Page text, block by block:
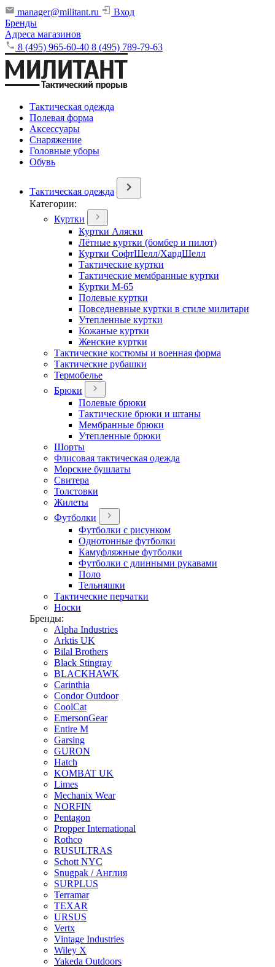
manager@militant.ru
Вход
Бренды
Адреса магазинов
8 (495) 965-60-40 8 (495) 789-79-63
Тактическая одежда
Полевая форма
Аксессуары
Снаряжение
Головные уборы
Обувь
Тактическая одежда
Категории:
Куртки
Куртки Аляски
Лётные куртки (бомбер и пилот)
Куртки СофтШелл/ХардШелл
Тактические куртки
Тактические мембранные куртки
Куртки М-65
Полевые куртки
Повседневные куртки в стиле милитари
Утепленные куртки
Кожаные куртки
Женские куртки
Тактические костюмы и военная форма
Тактические рубашки
Термобелье
Брюки
Полевые брюки
Тактические брюки и штаны
Мембранные брюки
Утепленные брюки
Шорты
Флисовая тактическая одежда
Морские бушлаты
Свитера
Толстовки
Жилеты
Футболки
Футболки с рисунком
Однотонные футболки
Камуфляжные футболки
Футболки с длинными рукавами
Поло
Тельняшки
Тактические перчатки
Носки
Бренды:
Alpha Industries
Arktis UK
Bilal Brothers
Black Stingray
BLACKHAWK
Carinthia
Condor Outdoor
CoolCat
EmersonGear
Entire M
Garsing
GURON
Hatch
KOMBAT UK
Limes
Mechanix Wear
NORFIN
Pentagon
Propper International
Rothco
RUSULTRAS
Schott NYC
Snugpak / Англия
SURPLUS
Terramar
TEXAR
URSUS
Vertx
Vintage Industries
Wiley X
Yakeda Outdoors